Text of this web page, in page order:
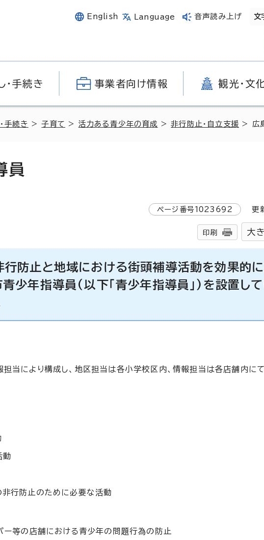
English Language 音声読み上げ 文
・手続き 事業者向け情報 観光・文
手続き >子育て > 活力ある青少年の育成 >非行防止・自立支援 > 広
員
ページ番号1023692 更
印刷 大
行防止と地域における街頭補導活動を効果的
青少年指導員(以下「青少年指導員」)を設置して
当により構成し、地区担当は各小学校区内、情報担当は各店舗内に
動
行防止のために必要な活動
ー等の店舗における青少年の問題行為の防止